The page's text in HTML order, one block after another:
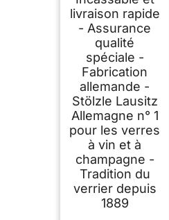
livraison rapide
- Assurance
qualité
spéciale -
Fabrication
allemande -
Stölzle Lausitz
Allemagne n° 1
pour les verres
à vin et à
champagne -
Tradition du
verrier depuis
1889